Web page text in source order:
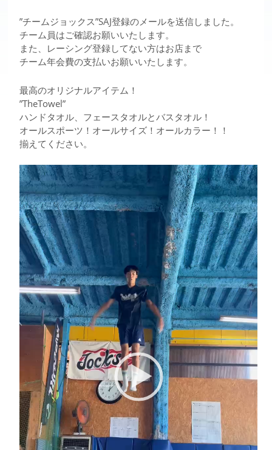
”チームジョックス”SAJ登録のメールを送信しました。
チーム員はご確認お願いいたします。
また、レーシング登録してない方はお店まで
チーム年会費の支払いお願いいたします。
最高のオリジナルアイテム！
”TheTowel”
ハンドタオル、フェースタオルとバスタオル！
オールスポーツ！オールサイズ！オールカラー！！
揃えてください。